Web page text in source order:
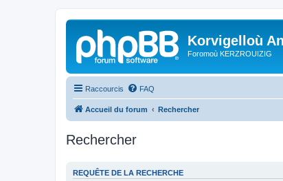
Korvigelloù
Foromoù KERZROUIZIG
Raccourcis FAQ
Accueil du forum Rechercher
Rechercher
REQUÊTE DE LA RECHERCHE